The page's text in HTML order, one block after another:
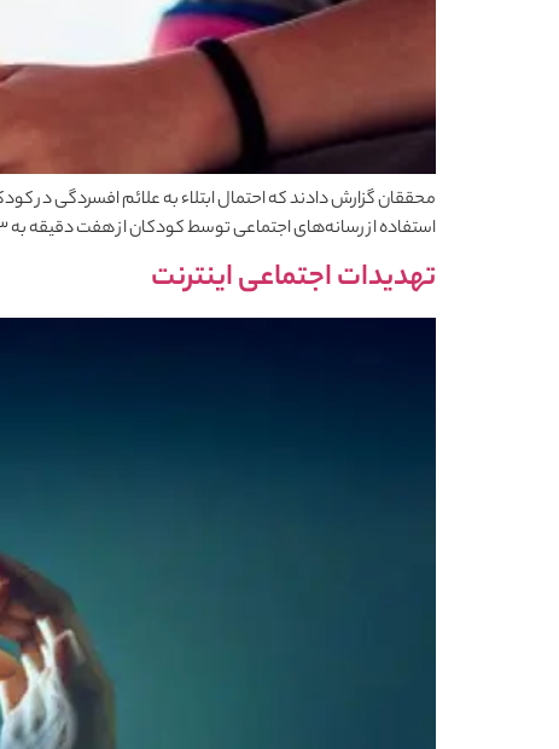
محققان گزارش دادند که احتمال ابتلاء به علائم افسردگی در
استفاده از رسانه‌های اجتماعی توسط کودکان از هفت دقیقه به ۷۳ دقیقه در روز در طول یک دوره سه ساله، ۳۵ درصد افزایش یافت. با […]
تهدیدات اجتماعی اینترنت